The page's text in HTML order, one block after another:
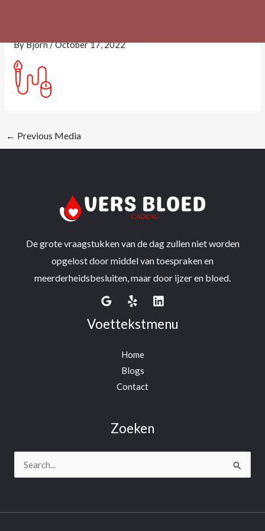
ByBjorn/October 17, 2022
← Previous Media
De grote vraagstukken van de dag zullen niet worden
opgelost door middel van toespraken en
meerderheidsbesluiten, maar door ijzer en bloed.
Voettekstmenu
Home
Blogs
Contact
Zoeken
Search